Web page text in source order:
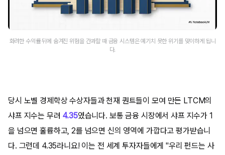
화려한 수익률 뒤에 숨겨진 위험을 간과할 때 금융 시스템은 예기치 못한 위기를 맞이하게 됩니
다.
당시 노벨 경제학상 수상자들과 천재 퀀트들이 모여 만든 LTCM의
샤프 지수는 무려 4.35였습니다. 보통 금융 시장에서 샤프 지수가 1
을 넘으면 훌륭하고, 2를 넘으면 신의 영역에 가깝다고 평가받습니
다. 그런데 4.35라니요! 이는 전 세계 투자자들에게 "우리 펀드는 사